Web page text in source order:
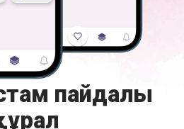
пайдалы